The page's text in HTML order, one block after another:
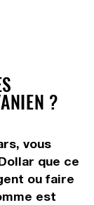
?
vous
que ce
ou faire
est